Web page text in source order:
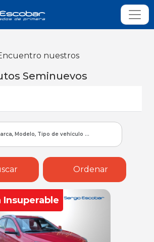
nuestros
Seminuevos
Ordenar